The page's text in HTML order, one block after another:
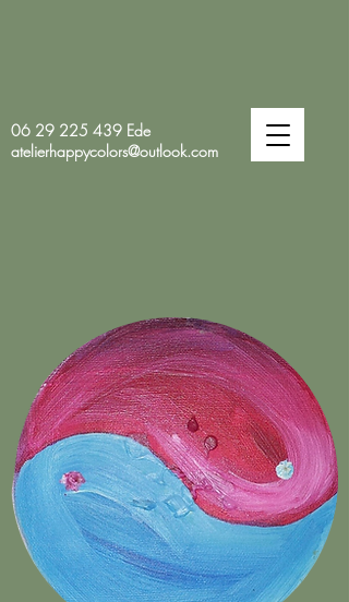
06 29 225 439 Ede
atelierhappycolors@outlook.com
HAPPY
COLORS